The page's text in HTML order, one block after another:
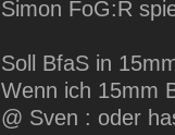
Simon FoG:R
Soll BfaS in
Wenn ich 15mm
@ Sven : oder